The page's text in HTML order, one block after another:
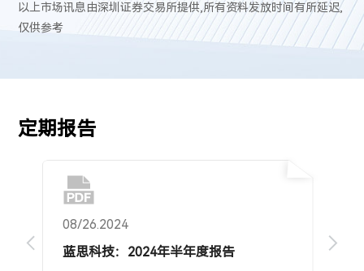
以上市场讯息由深圳证券交易所提供,所有资料发放时间有所延迟,
仅供参考
定期报告
08/26.2024
蓝思科技：2024年半年度报告